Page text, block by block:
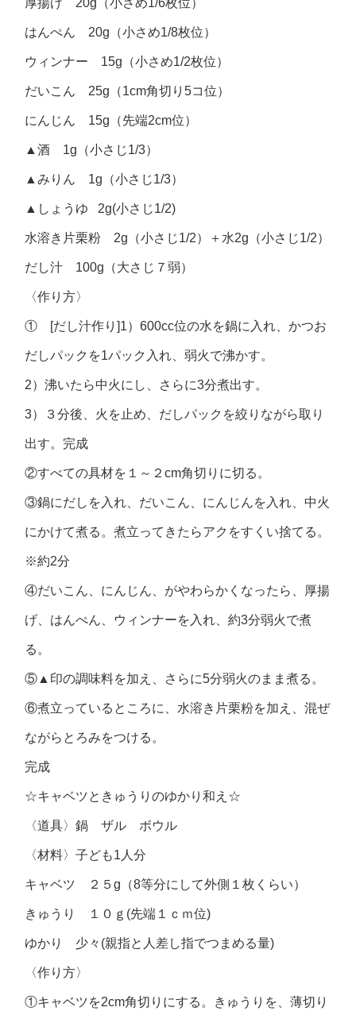
厚揚げ 20g（小さめ1/6枚位）
はんぺん 20g（小さめ1/8枚位）
ウィンナー 15g（小さめ1/2枚位）
だいこん 25g（1cm角切り5コ位）
にんじん 15g（先端2cm位）
▲酒 1g（小さじ1/3）
▲みりん 1g（小さじ1/3）
▲しょうゆ 2g(小さじ1/2)
水溶き片栗粉 2g（小さじ1/2）＋水2g（小さじ1/2）
だし汁 100g（大さじ７弱）
〈作り方〉
① [だし汁作り]1）600cc位の水を鍋に入れ、かつお
だしパックを1パック入れ、弱火で沸かす。
2）沸いたら中火にし、さらに3分煮出す。
3）３分後、火を止め、だしパックを絞りながら取り
出す。完成
②すべての具材を１～２cm角切りに切る。
③鍋にだしを入れ、だいこん、にんじんを入れ、中火
にかけて煮る。煮立ってきたらアクをすくい捨てる。
※約2分
④だいこん、にんじん、がやわらかくなったら、厚揚
げ、はんぺん、ウィンナーを入れ、約3分弱火で煮
る。
⑤▲印の調味料を加え、さらに5分弱火のまま煮る。
⑥煮立っているところに、水溶き片栗粉を加え、混ぜ
ながらとろみをつける。
完成
☆キャベツときゅうりのゆかり和え☆
〈道具〉鍋 ザル ボウル
〈材料〉子ども1人分
キャベツ ２５g（8等分にして外側１枚くらい）
きゅうり １０ｇ(先端１ｃｍ位)
ゆかり 少々(親指と人差し指でつまめる量)
〈作り方〉
①キャベツを2cm角切りにする。きゅうりを、薄切り